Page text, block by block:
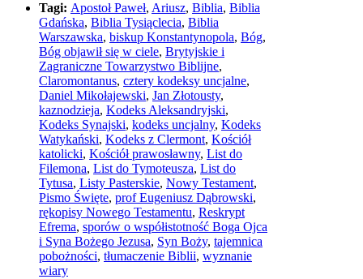
Tagi: Apostoł Paweł, Ariusz, Biblia, Biblia
Gdańska, Biblia Tysiąclecia, Biblia
Warszawska, biskup Konstantynopola, Bóg,
Bóg objawił się w ciele, Brytyjskie i
Zagraniczne Towarzystwo Biblijne,
Claromontanus, cztery kodeksy uncjalne,
Daniel Mikołajewski, Jan Złotousty,
kaznodzieja, Kodeks Aleksandryjski,
Kodeks Synajski, kodeks uncjalny, Kodeks
Watykański, Kodeks z Clermont, Kościół
katolicki, Kościół prawosławny, List do
Filemona, List do Tymoteusza, List do
Tytusa, Listy Pasterskie, Nowy Testament,
Pismo Święte, prof Eugeniusz Dąbrowski,
rękopisy Nowego Testamentu, Reskrypt
Efrema, sporów o współistotność Boga Ojca
i Syna Bożego Jezusa, Syn Boży, tajemnica
pobożności, tłumaczenie Biblii, wyznanie
wiary